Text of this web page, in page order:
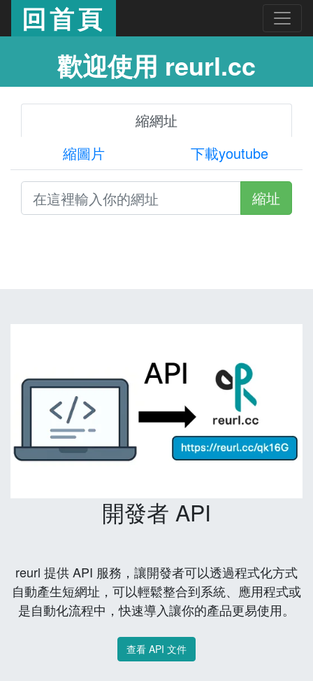
回首頁
歡迎使用 reurl.cc
縮網址
縮圖片
下載youtube
縮址
開發者 API
reurl 提供 API 服務，讓開發者可以透過程式化方式
自動產生短網址，可以輕鬆整合到系統、應用程式或
是自動化流程中，快速導入讓你的產品更易使用。
查看 API 文件